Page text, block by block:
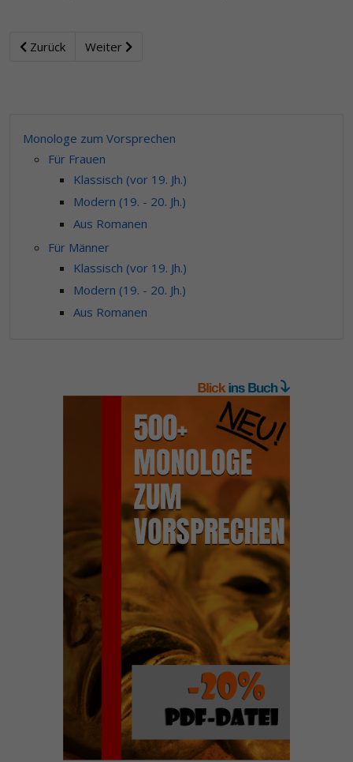
Zurück Weiter
Monologe zum Vorsprechen
Für Frauen
Klassisch (vor 19. Jh.)
Modern (19. - 20. Jh.)
Aus Romanen
Für Männer
Klassisch (vor 19. Jh.)
Modern (19. - 20. Jh.)
Aus Romanen